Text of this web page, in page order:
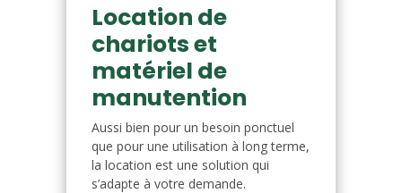
Location de
chariots et
matériel de
manutention
Aussi bien pour un besoin ponctuel
que pour une utilisation à long terme,
la location est une solution qui
s’adapte à votre demande.